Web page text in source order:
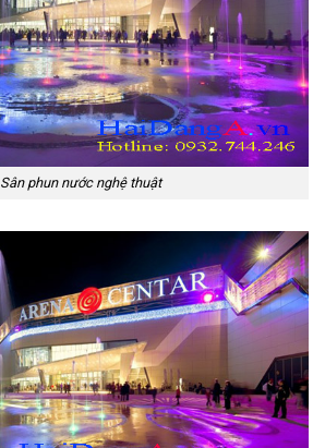
Sân phun nước nghệ thuật